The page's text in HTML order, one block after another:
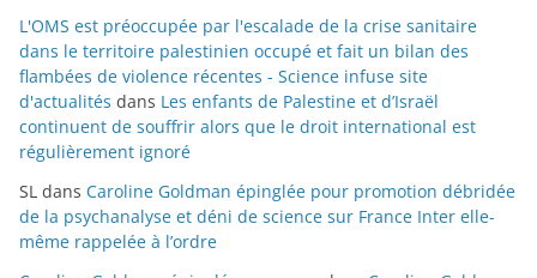
L'OMS est préoccupée par l'escalade de la crise sanitaire
dans le territoire palestinien occupé et fait un bilan des
flambées de violence récentes - Science infuse site
d'actualités dans Les enfants de Palestine et d’Israël
continuent de souffrir alors que le droit international est
régulièrement ignoré
SL dans Caroline Goldman épinglée pour promotion débridée
de la psychanalyse et déni de science sur France Inter elle-
même rappelée à l’ordre